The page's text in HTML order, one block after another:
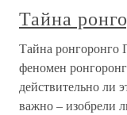
Тайна
Тайна ронгоронго
феномен
действительно ли
важно – изобрели